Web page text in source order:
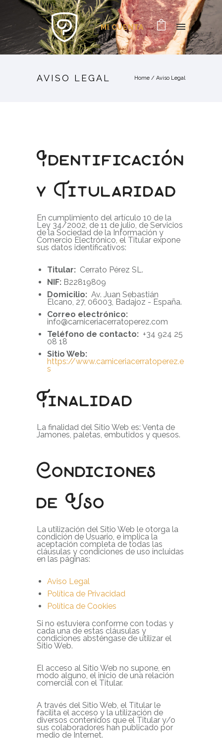
MI CUENTA
AVISO LEGAL Home / Aviso Legal
Identificación
y Titularidad
En cumplimiento del artículo 10 de la
Ley 34/2002, de 11 de julio, de Servicios
de la Sociedad de la Información y
Comercio Electrónico, el Titular expone
sus datos identificativos:
Titular:Cerrato Pérez SL.
NIF:B22819809
Domicilio:Av. Juan Sebastián
Elcano, 27, 06003, Badajoz - España.
Correo electrónico:
info@carniceriacerratoperez.com
Teléfono de contacto:+34 924 25
08 18
Sitio Web:
https://www.carniceriacerratoperez.e
s
Finalidad
La finalidad del Sitio Web es: Venta de
Jamones, paletas, embutidos y quesos.
Condiciones
de Uso
La utilización del Sitio Web le otorga la
condición de Usuario, e implica la
aceptación completa de todas las
cláusulas y condiciones de uso incluidas
en las páginas:
Aviso Legal
Política de Privacidad
Política de Cookies
Si no estuviera conforme con todas y
cada una de estas cláusulas y
condiciones absténgase de utilizar el
Sitio Web.
El acceso al Sitio Web no supone, en
modo alguno, el inicio de una relación
comercial con el Titular.
A través del Sitio Web, el Titular le
facilita el acceso y la utilización de
diversos contenidos que el Titular y/o
sus colaboradores han publicado por
medio de Internet.